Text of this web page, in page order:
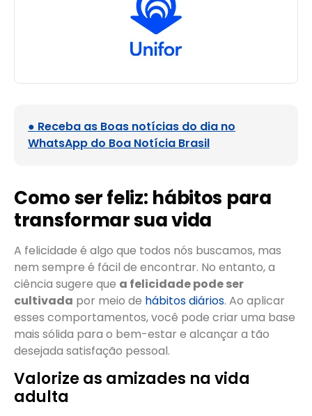
● Receba as Boas notícias do dia no
WhatsApp do Boa Notícia Brasil
Como ser feliz: hábitos para
transformar sua vida
A felicidade é algo que todos nós buscamos, mas
nem sempre é fácil de encontrar. No entanto, a
ciência sugere que a felicidade pode ser
cultivada por meio de hábitos diários. Ao aplicar
esses comportamentos, você pode criar uma base
mais sólida para o bem-estar e alcançar a tão
desejada satisfação pessoal.
Valorize as amizades na vida
adulta